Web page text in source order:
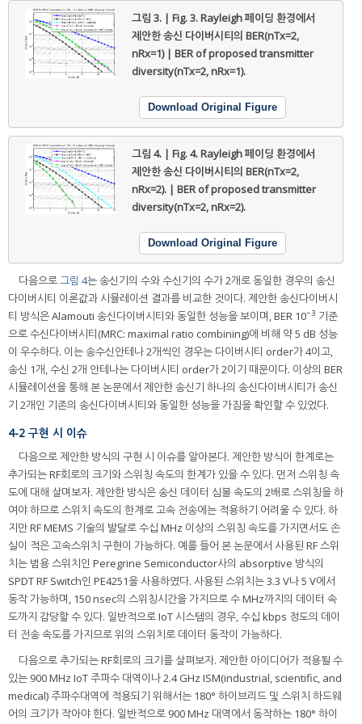
그림 3. | Fig. 3.Rayleigh 페이딩 환경에서
제안한 송신 다이버시티의 BER(nTx=2,
nRx=1) | BER of proposed transmitter
diversity(nTx=2, nRx=1).
Download Original Figure
그림 4. | Fig. 4.Rayleigh 페이딩 환경에서
제안한 송신 다이버시티의 BER(nTx=2,
nRx=2). | BER of proposed transmitter
diversity(nTx=2, nRx=2).
Download Original Figure
다음으로그림 4는 송신기의 수와 수신기의 수가 2개로 동일한 경우의 송신
다이버시티 이론값과 시뮬레이션 결과를 비교한 것이다. 제안한 송신다이버시
티 방식은 Alamouti 송신다이버시티와 동일한 성능을 보이며, BER 10−3 기준
으로 수신다이버시티(MRC: maximal ratio combining)에 비해 약 5 dB 성능
이 우수하다. 이는 송수신안테나 2개씩인 경우는 다이버시티 order가 4이고,
송신 1개, 수신 2개 안테나는 다이버시티 order가 2이기 때문이다. 이상의 BER
시뮬레이션을 통해 본 논문에서 제안한 송신기 하나의 송신다이버시티가 송신
기 2개인 기존의 송신다이버시티와 동일한 성능을 가짐을 확인할 수 있었다.
4-2 구현 시 이슈
다음으로 제안한 방식의 구현 시 이슈를 알아본다. 제안한 방식이 한계로는
추가되는 RF회로의 크기와 스위칭 속도의 한계가 있을 수 있다. 먼저 스위칭 속
도에 대해 살며보자. 제안한 방식은 송신 데이터 심볼 속도의 2배로 스위칭을 하
여야 하므로 스위치 속도의 한계로 고속 전송에는 적용하기 어려울 수 있다. 하
지만 RF MEMS 기술의 발달로 수십 MHz 이상의 스위칭 속도를 가지면서도 손
실이 적은 고속스위치 구현이 가능하다. 예를 들어 본 논문에서 사용된 RF 스위
치는 범용 스위치인 Peregrine Semiconductor사의 absorptive 방식의
SPDT RF Switch인 PE4251을 사용하였다. 사용된 스위치는 3.3 V나 5 V에서
동작 가능하며, 150 nsec의 스위칭시간을 가지므로 수 MHz까지의 데이터 속
도까지 감당할 수 있다. 일반적으로 IoT 시스템의 경우, 수십 kbps 정도의 데이
터 전송 속도를 가지므로 위의 스위치로 데이터 동작이 가능하다.
다음으로 추가되는 RF회로의 크기를 살펴보자. 제안한 아이디어가 적용될 수
있는 900 MHz IoT 주파수 대역이나 2.4 GHz ISM(industrial, scientific, and
medical) 주파수대역에 적용되기 위해서는 180° 하이브리드 및 스위치 하드웨
어의 크기가 작아야 한다. 일반적으로 900 MHz 대역에서 동작하는 180° 하이